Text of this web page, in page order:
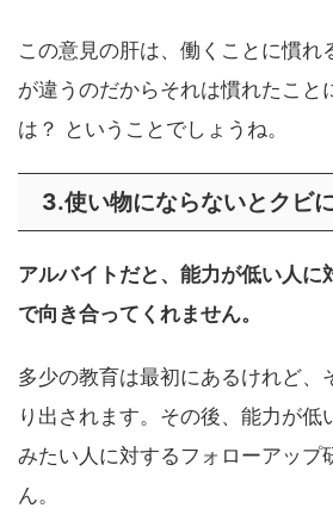
この意見の肝は、働くことに慣れ
が違うのだからそれは慣れたこと
は？ ということでしょうね。
3.使い物にならないとクビ
アルバイトだと、能力が低い人に
で向き合ってくれません。
多少の教育は最初にあるけれど、
り出されます。その後、能力が低
みたい人に対するフォローアップ
ん。